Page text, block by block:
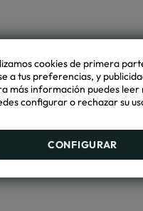
cookies de primera
a tus preferencias, y
más información puedes
configurar o rechazar su
CONFIGURAR